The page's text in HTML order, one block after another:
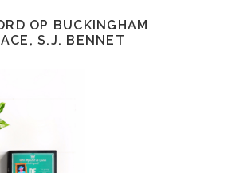
OP BUCKINGHAM
S.J. BENNET